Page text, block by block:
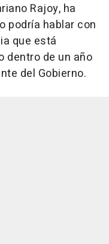
Rajoy, ha
podría hablar con
que está
dentro de un año
del Gobierno.